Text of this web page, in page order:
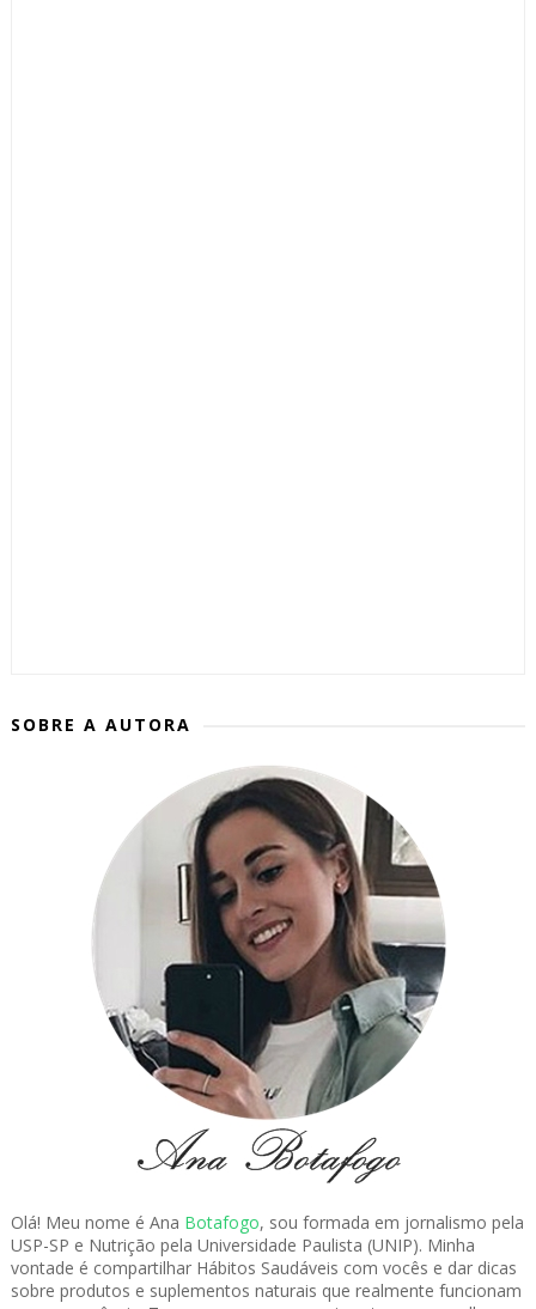
SOBRE A AUTORA
Olá! Meu nome é Ana Botafogo, sou formada em jornalismo pela
USP-SP e Nutrição pela Universidade Paulista (UNIP). Minha
vontade é compartilhar Hábitos Saudáveis com vocês e dar dicas
sobre produtos e suplementos naturais que realmente funcionam